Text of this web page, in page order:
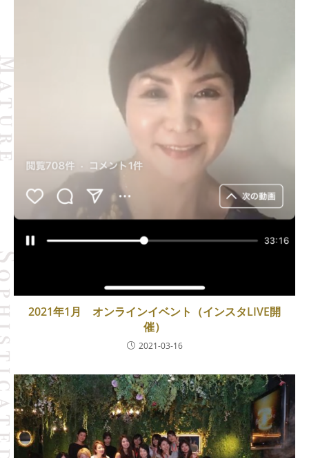
2021年1月 オンラインイベント（インスタLIVE開
催）
2021-03-16